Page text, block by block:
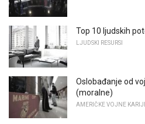
Top 10 ljudskih
LJUDSKI RESURSI
Oslobađanje od
(moralne)
AMERIČKE VOJNE